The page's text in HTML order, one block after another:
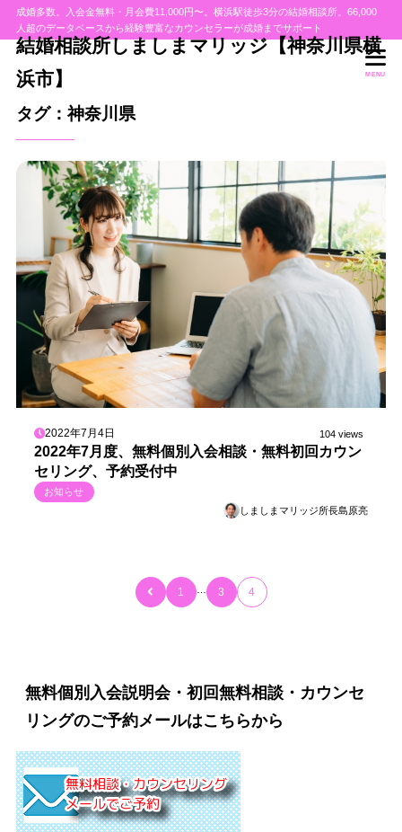
成婚多数。入会金無料・月会費11,000円〜。横浜駅徒歩3分の結婚相談所。66,000
人超のデータベースから経験豊富なカウンセラーが成婚までサポート
結婚相談所しましまマリッジ【神奈川県横
浜市】
MENU
タグ：神奈川県
2022年7月4日 104 views
2022年7月度、無料個別入会相談・無料初回カウン
セリング、予約受付中
お知らせ
しましまマリッジ所長島原亮
1 … 3 4
無料個別入会説明会・初回無料相談・カウンセ
リングのご予約メールはこちらから